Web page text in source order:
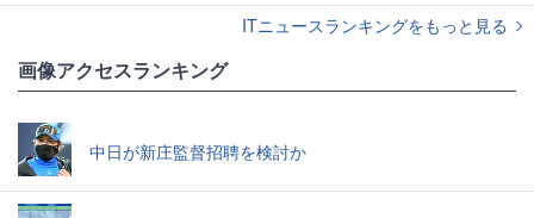
ITニュースランキングをもっと見る
画像アクセスランキング
中日が新庄監督招聘を検討か